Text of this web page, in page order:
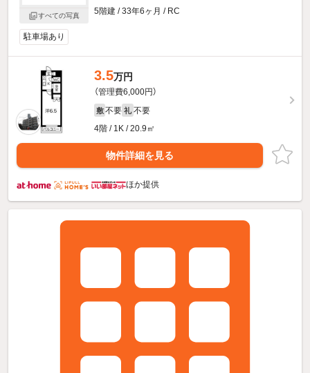
すべての写真
5階建 / 33年6ヶ月 / RC
駐車場あり
3.5万円
（管理費6,000円）
敷 不要 礼 不要
4階 / 1K / 20.9㎡
物件詳細を見る
ほか提供